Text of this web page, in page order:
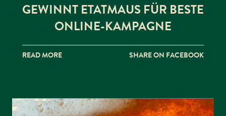
GEWINNT ETATMAUS FÜR BESTE
ONLINE-KAMPAGNE
READ MORE SHARE ON FACEBOOK